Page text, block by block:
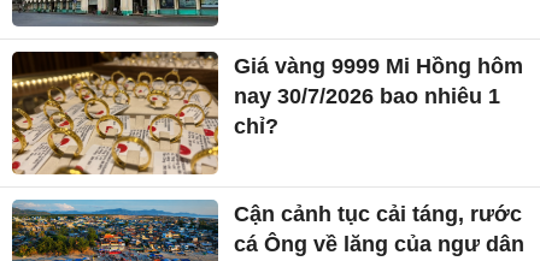
Giá vàng 9999 Mi Hồng hôm
nay 30/7/2026 bao nhiêu 1
chỉ?
Cận cảnh tục cải táng, rước
cá Ông về lăng của ngư dân